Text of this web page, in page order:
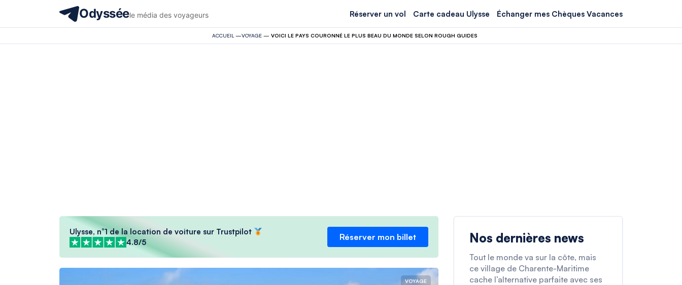
Odysséele média des voyageurs Réserver un vol Carte cadeau Ulysse Échanger mes Chèques Vacances
ACCUEIL —VOYAGE — VOICI LE PAYS COURONNÉ LE PLUS BEAU DU MONDE SELON ROUGH GUIDES
Ulysse, n°1 de la location de voiture sur Trustpilot
4.8/5
Réserver mon billet
VOYAGE
Nos dernières news
Tout le monde va sur la côte, mais
ce village de Charente-Maritime
cache l’alternative parfaite avec ses